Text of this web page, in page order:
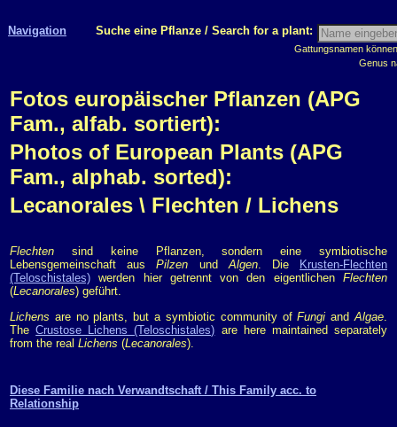
Navigation Suche eine Pflanze / Search for a plant:
Gattungsnamen
Genus
Fotos europäischer Pflanzen (APG
Fam., alfab. sortiert):
Photos of European Plants (APG
Fam., alphab. sorted):
Lecanorales \ Flechten / Lichens
Flechten sind keine Pflanzen, sondern eine symbiotische
Lebensgemeinschaft ausPilzen undAlgen. Die
Krusten-Flechten
(Teloschistales) werden hier getrennt von den eigentlichen Flechten
(Lecanorales) geführt.
Lichens are no plants, but a symbiotic community ofFungi andAlgae
TheCrustose Lichens (Teloschistales) are here maintained separately
from the real Lichens (Lecanorales).
Diese Familie nach Verwandtschaft / This Family acc. to
Relationship